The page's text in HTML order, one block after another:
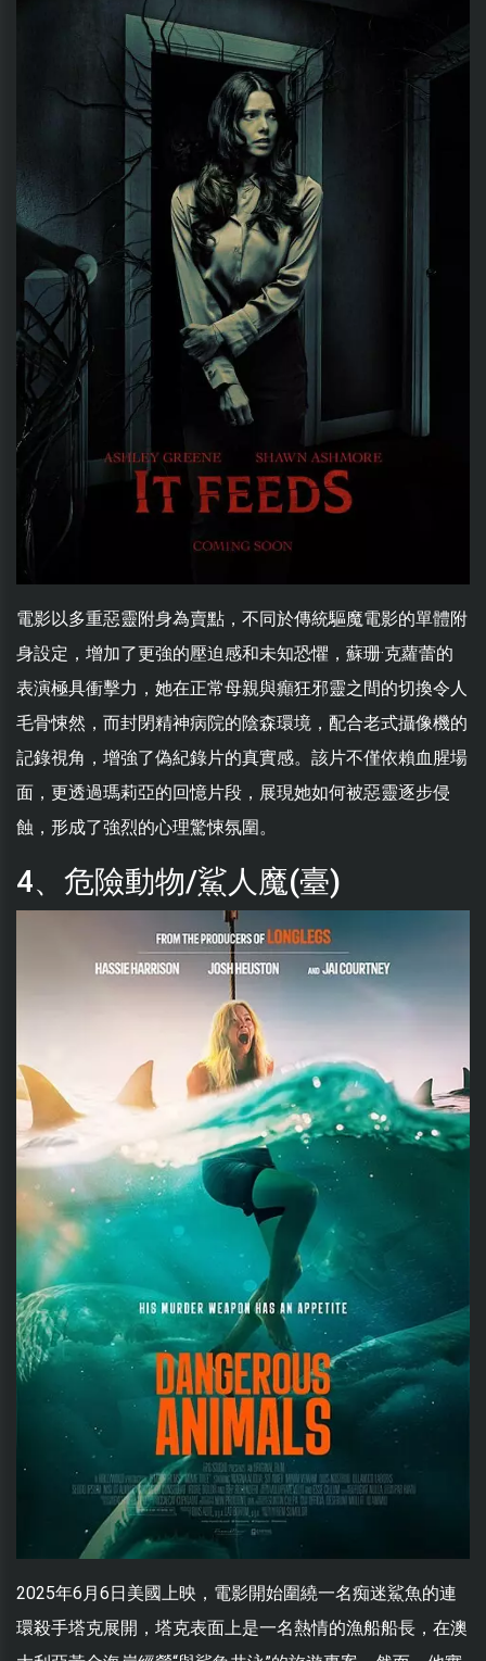
電影以多重惡靈附身為賣點，不同於傳統驅魔電影的單體附
身設定，增加了更強的壓迫感和未知恐懼，蘇珊·克蘿蕾的
表演極具衝擊力，她在正常母親與癲狂邪靈之間的切換令人
毛骨悚然，而封閉精神病院的陰森環境，配合老式攝像機的
記錄視角，增強了偽紀錄片的真實感。該片不僅依賴血腥場
面，更透過瑪莉亞的回憶片段，展現她如何被惡靈逐步侵
蝕，形成了強烈的心理驚悚氛圍。
4、危險動物/鯊人魔(臺)
2025年6月6日美國上映，電影開始圍繞一名痴迷鯊魚的連
環殺手塔克展開，塔克表面上是一名熱情的漁船船長，在澳